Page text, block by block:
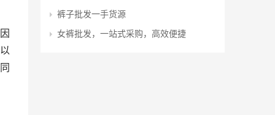
裤子批发一手货源
女裤批发，一站式采购，高效便捷